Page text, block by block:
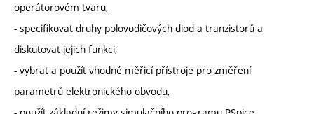
operátorovém tvaru,
- specifikovat druhy polovodičových diod a tranzistorů a
diskutovat jejich funkci,
- vybrat a použít vhodné měřicí přístroje pro změření
parametrů elektronického obvodu,